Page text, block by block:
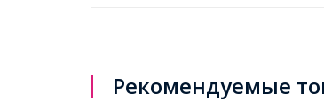
Рекомендуемые